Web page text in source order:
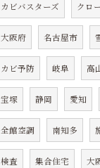
カビバスターズ クロ
大阪府 名古屋市
カビ予防 岐阜 高
宝塚 静岡 愛知
全館空調 南知多
検査 集合住宅 大